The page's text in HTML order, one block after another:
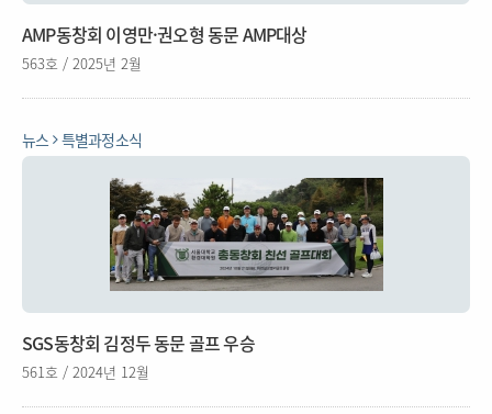
AMP동창회 이영만·권오형 동문 AMP대상
563호 / 2025년 2월
뉴스 특별과정소식
SGS동창회 김정두 동문 골프 우승
561호 / 2024년 12월